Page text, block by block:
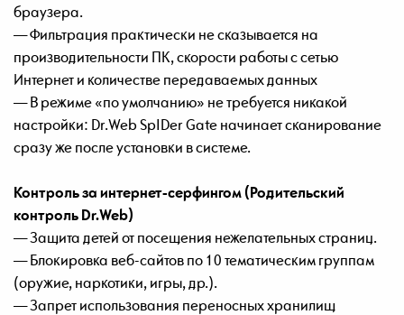
браузера.
— Фильтрация практически не сказывается на
производительности ПК, скорости работы с сетью
Интернет и количестве передаваемых данных
— В режиме «по умолчанию» не требуется никакой
настройки: Dr.Web SpIDer Gate начинает сканирование
сразу же после установки в системе.
Контроль за интернет-серфингом (Родительский
контроль Dr.Web)
— Защита детей от посещения нежелательных страниц.
— Блокировка веб-сайтов по 10 тематическим группам
(оружие, наркотики, игры, др.).
— Запрет использования переносных хранилищ